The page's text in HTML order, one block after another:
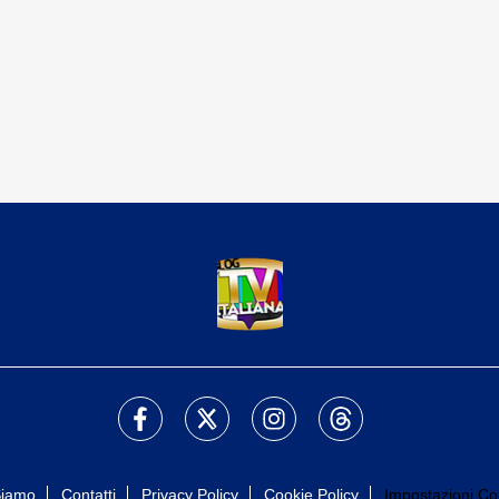
Contatti Privacy Policy Cookie Policy Impostazioni